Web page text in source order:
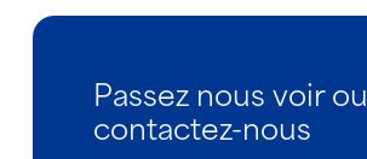
Passez nous voir ou
contactez-nous